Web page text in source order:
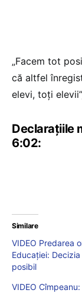
„Facem tot
că altfel
elevi, toți
Declarațiile
6:02:
Similare
VIDEO Predarea
Educației:
posibil
VIDEO